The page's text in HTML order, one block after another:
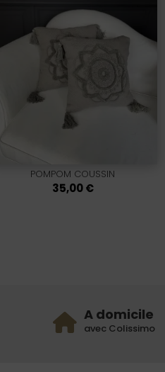
POMPOM COUSSIN
35,00€
A domicile
avec Colissimo